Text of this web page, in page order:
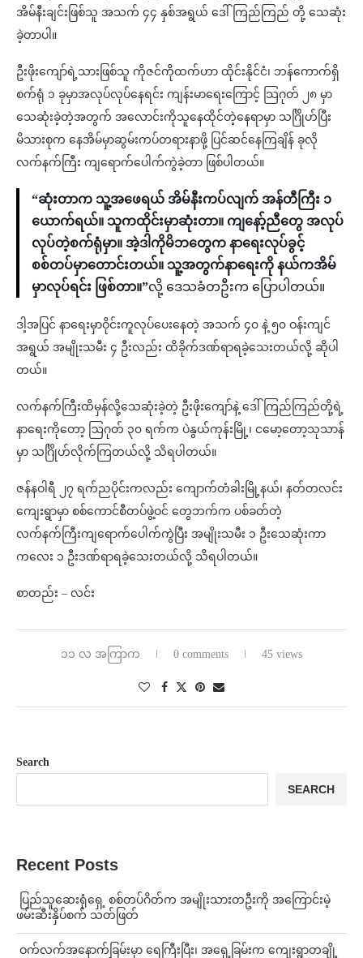
အိမ်နီးချင်းဖြစ်သူ အသက် ၄၄ နှစ်အရွယ် ဒေါ်ကြည်ကြည် တို့ သေဆုံး
ခဲ့တာပါ။
ဦးဖိုးကျော်ရဲ့သားဖြစ်သူ ကိုဇင်ကိုထက်ဟာ ထိုင်းနိုင်ငံ၊ ဘန်ကောက်ရှိ
စက်ရုံ ၁ ခုမှာအလုပ်လုပ်နေရင်း ကျန်းမာရေးကြောင့် သြဂုတ် ၂၈ မှာ
သေဆုံးခဲ့တဲ့အတွက် အလောင်းကိုသူနေထိုင်တဲ့နေရာမှာ သင်္ဂြိုဟ်ပြီး
မိသားစုက နေအိမ်မှာဆွမ်းကပ်တရားနာဖို့ ပြင်ဆင်နေကြချိန် ခုလို
လက်နက်ကြီး ကျရောက်ပေါက်ကွဲခဲ့တာ ဖြစ်ပါတယ်။
“ဆုံးတာက သူ့အဖေရယ် အိမ်နီးကပ်လျက် အန်တီကြီး ၁
ယောက်ရယ်။ သူကထိုင်းမှာဆုံးတာ။ ကျနော့်ညီတွေ အလုပ်
လုပ်တဲ့စက်ရုံမှာ။ အဲ့ဒါကိုမိဘတွေက နာရေးလုပ်ခွင့်
စစ်တပ်မှာတောင်းတယ်။ သူ့အတွက်နာရေးကို နယ်ကအိမ်
မှာလုပ်ရင်း ဖြစ်တာ။”လို့ ဒေသခံတဦးက ပြောပါတယ်။
ဒါ့အပြင် နာရေးမှာဝိုင်းကူလုပ်ပေးနေတဲ့ အသက် ၄၀ နဲ့ ၅၀ ဝန်းကျင်
အရွယ် အမျိုးသမီး ၄ ဦးလည်း ထိခိုက်ဒဏ်ရာရခဲ့သေးတယ်လို့ ဆိုပါ
တယ်။
လက်နက်ကြီးထိမှန်လို့သေဆုံးခဲ့တဲ့ ဦးဖိုးကျော်နဲ့ ဒေါ်ကြည်ကြည်တို့ရဲ့
နာရေးကိုတော့ ဩဂုတ် ၃၀ ရက်က ပဲနွယ်ကုန်းမြို့၊ ငမော့တော့သုသာန်
မှာ သင်္ဂြိုဟ်လိုက်ကြတယ်လို့ သိရပါတယ်။
ဇန်နဝါရီ ၂၇ ရက်ညပိုင်းကလည်း ကျောက်တံခါးမြို့နယ်၊ နတ်တလင်း
ကျေးရွာမှာ စစ်ကောင်စီတပ်ဖွဲ့ဝင် တွေဘက်က ပစ်ခတ်တဲ့
လက်နက်ကြီးကျရောက်ပေါက်ကွဲပြီး အမျိုးသမီး ၁ ဦးသေဆုံးကာ
ကလေး ၁ ဦးဒဏ်ရာရခဲ့သေးတယ်လို့ သိရပါတယ်။
စာတည်း – လင်း
၁၁ လ အကြာက 0 comments 45 views
Search
SEARCH
Recent Posts
⁩ ⁨ပြည်သူဆေးရုံရှေ့ စစ်တပ်ဂိတ်က အမျိုးသားတဦးကို အကြောင်းမဲ့
ဖမ်းဆီးနှိပ်စက် သတ်ဖြတ်
⁩ ⁨ဝက်လက်အနောက်ခြမ်းမှာ ရေကြီးပြီး၊ အရှေ့ခြမ်းက ကျေးရွာတချို့